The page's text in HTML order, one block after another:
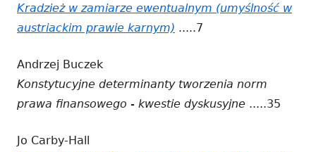
Kradzież w zamiarze ewentualnym (umyślność w
austriackim prawie karnym) Strona
w
nowym
.....7
Andrzej Buczek
Konstytucyjne determinanty tworzenia norm
prawa finansowego - kwestie dyskusyjne .....35
Jo Carby-Hall